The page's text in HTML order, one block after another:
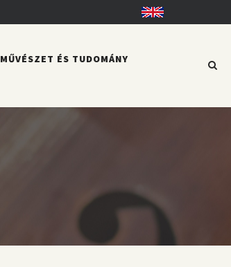
English
MŰVÉSZET ÉS TUDOMÁNY